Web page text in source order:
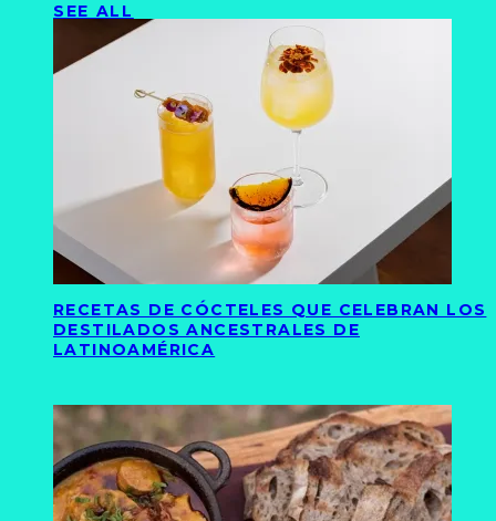
SEE ALL
RECETAS DE CÓCTELES QUE CELEBRAN LOS
DESTILADOS ANCESTRALES DE
LATINOAMÉRICA